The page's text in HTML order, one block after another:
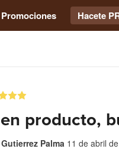
Promociones Hacete
producto,
Palma 11 de abril